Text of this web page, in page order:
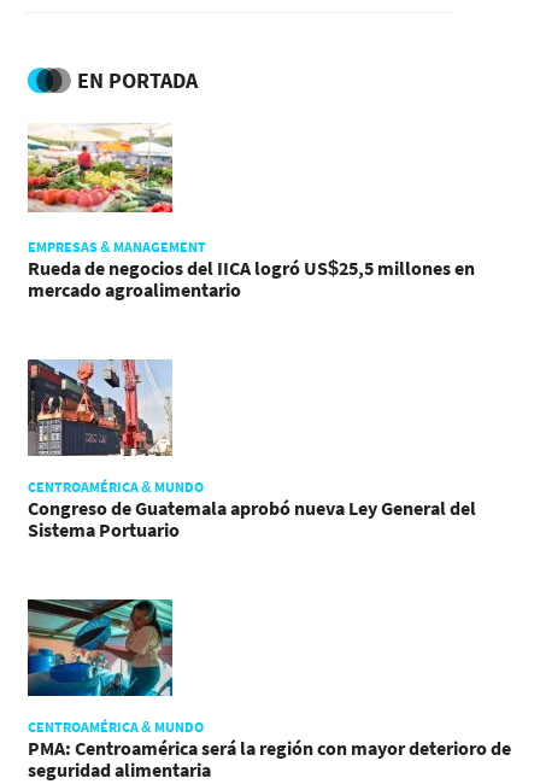
EN PORTADA
EMPRESAS & MANAGEMENT
Rueda de negocios del IICA logró US$25,5 millones en
mercado agroalimentario
CENTROAMÉRICA & MUNDO
Congreso de Guatemala aprobó nueva Ley General del
Sistema Portuario
CENTROAMÉRICA & MUNDO
PMA: Centroamérica será la región con mayor deterioro de
seguridad alimentaria